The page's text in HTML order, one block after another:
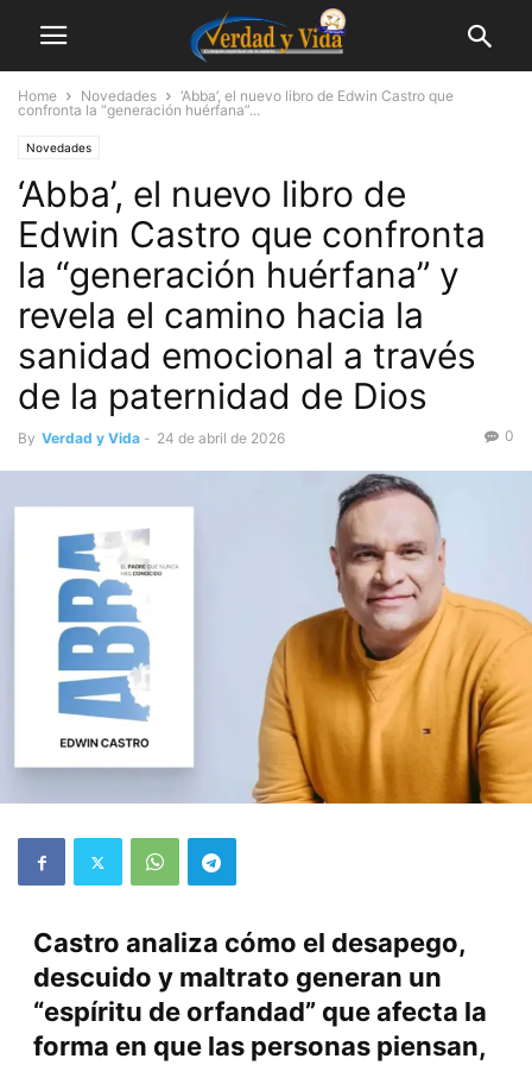
Home Novedades
‘Abba’, el nuevo libro de Edwin Castro que
confronta la “generación huérfana”...
Novedades
‘Abba’, el nuevo libro de
Edwin Castro que confronta
la “generación huérfana” y
revela el camino hacia la
sanidad emocional a través
de la paternidad de Dios
By Verdad y Vida - 24 de abril de 2026 0
Castro analiza cómo el desapego,
descuido y maltrato generan un
“espíritu de orfandad” que afecta la
forma en que las personas piensan,